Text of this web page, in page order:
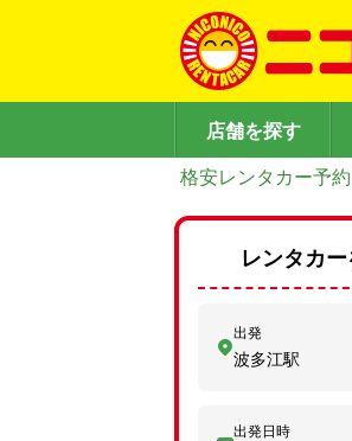
店舗を探す
格安レンタカー予約
レンタカ
出発
波多江駅
出発日時